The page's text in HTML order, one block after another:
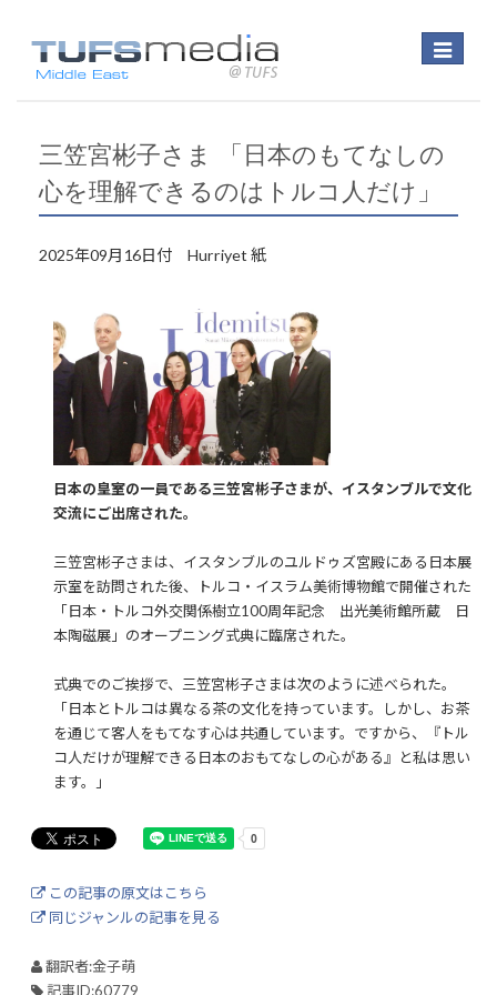
Toggle
三笠宮彬子さま 「日本のもてなしの
心を理解できるのはトルコ人だけ」
2025年09月16日付 Hurriyet 紙
日本の皇室の一員である三笠宮彬子さまが、イスタンブルで文化
交流にご出席された。
三笠宮彬子さまは、イスタンブルのユルドゥズ宮殿にある日本展
示室を訪問された後、トルコ・イスラム美術博物館で開催された
「日本・トルコ外交関係樹立100周年記念 出光美術館所蔵 日
本陶磁展」のオープニング式典に臨席された。
式典でのご挨拶で、三笠宮彬子さまは次のように述べられた。
「日本とトルコは異なる茶の文化を持っています。しかし、お茶
を通じて客人をもてなす心は共通しています。ですから、『トル
コ人だけが理解できる日本のおもてなしの心がある』と私は思い
ます。」
この記事の原文はこちら
同じジャンルの記事を見る
翻訳者:金子萌
記事ID:60779